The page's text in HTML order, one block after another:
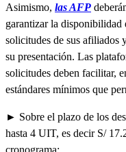
Asimismo, las AFP
garantizar la disponibilidad
solicitudes de sus afiliados
su presentación. Las
solicitudes deben facilitar,
estándares mínimos que
► Sobre el plazo de los
hasta 4 UIT, es decir S/
cronograma: